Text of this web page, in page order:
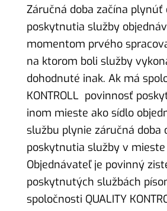
Záručná doba začína
poskytnutia služby
momentom prvého
na ktorom boli služby
dohodnuté inak. Ak má
KONTROLL povinnosť
inom mieste ako sídlo
službu plynie záručná doba
poskytnutia služby v
Objednávateľ je povinný
poskytnutých službách
spoločnosti QUALITY